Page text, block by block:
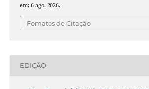
em: 6 ago. 2026.
Fomatos de Citação
EDIÇÃO